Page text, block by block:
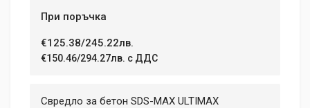
При поръчка
€125.38/245.22лв.
€150.46/294.27лв. с ДДС
Свредло за бетон SDS-MAX ULTIMAX